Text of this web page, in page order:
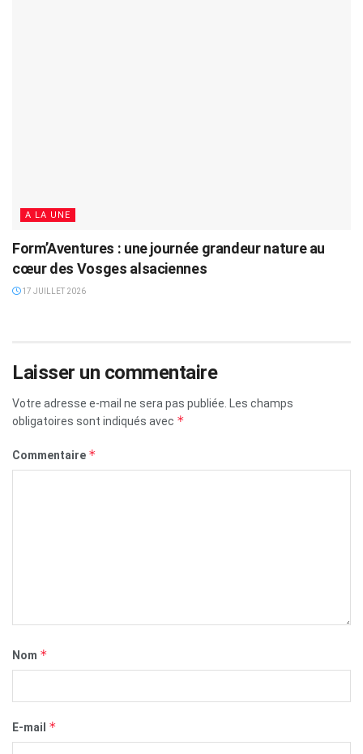
A LA UNE
Form’Aventures : une journée grandeur nature au
cœur des Vosges alsaciennes
17 JUILLET 2026
Laisser un commentaire
Votre adresse e-mail ne sera pas publiée.
Les champs
obligatoires sont indiqués avec *
Commentaire *
Nom *
E-mail *